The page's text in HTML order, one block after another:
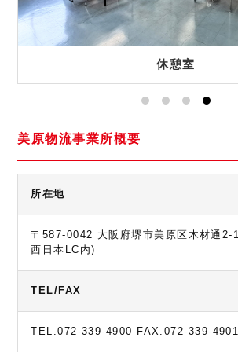
休憩室
美原物流事業所概要
所在地
〒587-0042 大阪府堺市美原区木材通2-
西日本LC内)
TEL/FAX
TEL.072-339-4900 FAX.072-339-4901